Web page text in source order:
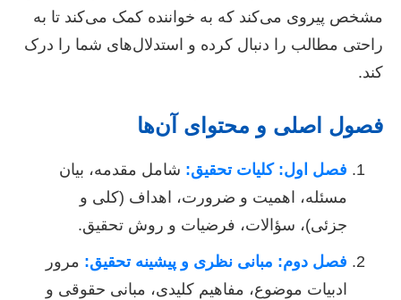
مشخص پیروی می‌کند که به خواننده کمک می‌کند تا به
راحتی مطالب را دنبال کرده و استدلال‌های شما را درک
کند.
فصول اصلی و محتوای آن‌ها
فصل اول: کلیات تحقیق: شامل مقدمه، بیان
مسئله، اهمیت و ضرورت، اهداف (کلی و
جزئی)، سؤالات، فرضیات و روش تحقیق.
فصل دوم: مبانی نظری و پیشینه تحقیق: مرور
ادبیات موضوع، مفاهیم کلیدی، مبانی حقوقی و